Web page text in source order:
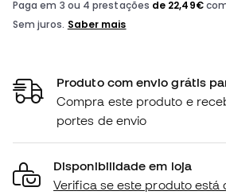
Produto com envio grátis
Compra este produto e
portes de envio
Disponibilidade em loja
Verifica se este produto está